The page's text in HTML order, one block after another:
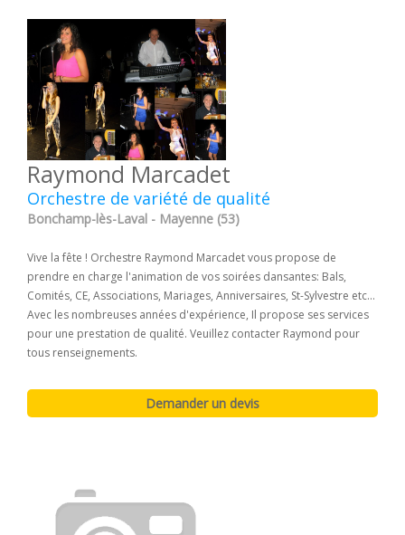
Raymond Marcadet
Orchestre de variété de qualité
Bonchamp-lès-Laval - Mayenne (53)
Vive la fête ! Orchestre Raymond Marcadet vous propose de
prendre en charge l'animation de vos soirées dansantes: Bals,
Comités, CE, Associations, Mariages, Anniversaires, St-Sylvestre etc...
Avec les nombreuses années d'expérience, Il propose ses services
pour une prestation de qualité. Veuillez contacter Raymond pour
tous renseignements.